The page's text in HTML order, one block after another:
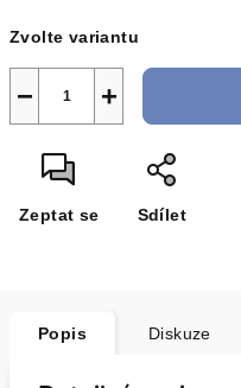
cena:
Zvolte variantu
+
−
Zeptat se Sdílet
Popis Diskuze